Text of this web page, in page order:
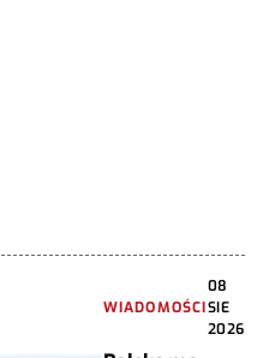
WIADOMOŚCI
08
SIE
2026